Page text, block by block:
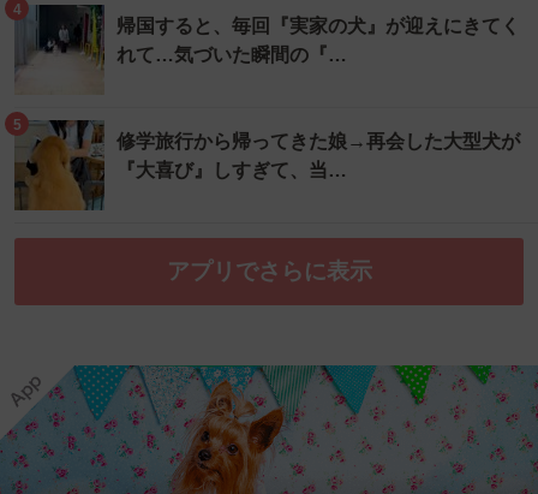
4
帰国すると、毎回『実家の犬』が迎えにきてく
れて…気づいた瞬間の『…
5
修学旅行から帰ってきた娘→再会した大型犬が
『大喜び』しすぎて、当…
アプリでさらに表示